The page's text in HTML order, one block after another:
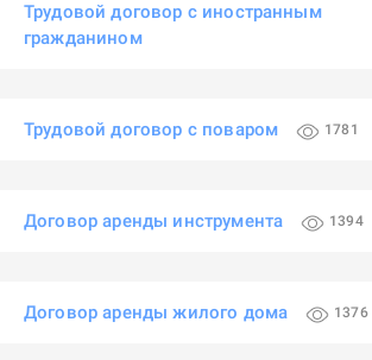
Трудовой договор с иностранным
гражданином
Трудовой договор с поваром 1781
Договор аренды инструмента 1394
Договор аренды жилого дома 1376